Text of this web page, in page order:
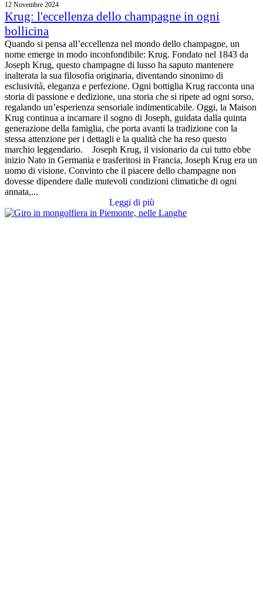
12 Novembre 2024
Krug: l'eccellenza dello champagne in ogni
bollicina
Quando si pensa all’eccellenza nel mondo dello champagne, un
nome emerge in modo inconfondibile: Krug. Fondato nel 1843 da
Joseph Krug, questo champagne di lusso ha saputo mantenere
inalterata la sua filosofia originaria, diventando sinonimo di
esclusività, eleganza e perfezione. Ogni bottiglia Krug racconta una
storia di passione e dedizione, una storia che si ripete ad ogni sorso,
regalando un’esperienza sensoriale indimenticabile. Oggi, la Maison
Krug continua a incarnare il sogno di Joseph, guidata dalla quinta
generazione della famiglia, che porta avanti la tradizione con la
stessa attenzione per i dettagli e la qualità che ha reso questo
marchio leggendario. Joseph Krug, il visionario da cui tutto ebbe
inizio Nato in Germania e trasferitosi in Francia, Joseph Krug era un
uomo di visione. Convinto che il piacere dello champagne non
dovesse dipendere dalle mutevoli condizioni climatiche di ogni
annata,...
Leggi di più